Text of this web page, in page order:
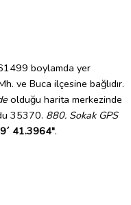
boylamda yer
ve Buca ilçesine bağlıdır.
olduğu harita merkezinde
35370. 880. Sokak GPS
41.3964".